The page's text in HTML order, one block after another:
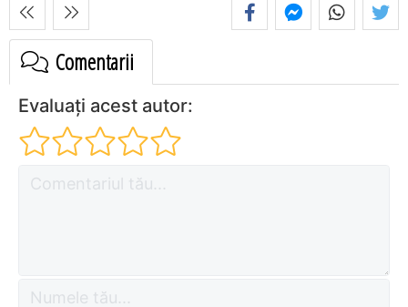
Comentarii
Evaluați acest autor: